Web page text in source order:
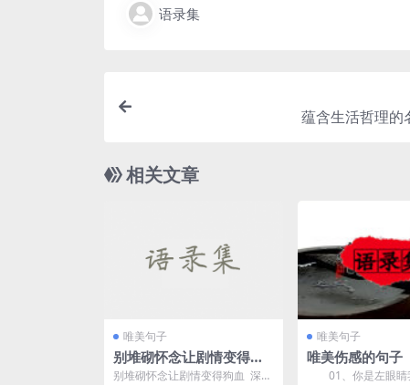
语录集
蕴含生活哲理的
相关文章
唯美句子
别堆砌怀念让剧情变得狗
血 深爱了多年又何必毁了
别堆砌怀念让剧情变得狗血 深爱
唯美句子
唯美伤感的句子
01、你是左眼睛